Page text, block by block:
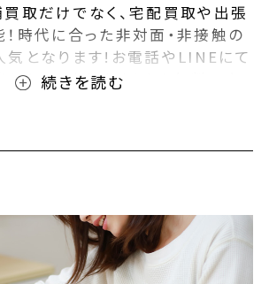
取だけでなく、宅配買取や出張
時代に合った非対面・非接触の
となります!お電話やLINEにて
なっております！また無料の宅